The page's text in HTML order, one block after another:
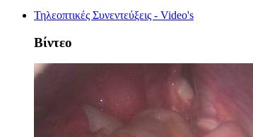
Τηλεοπτικές Συνεντεύξεις - Video's
Βίντεο